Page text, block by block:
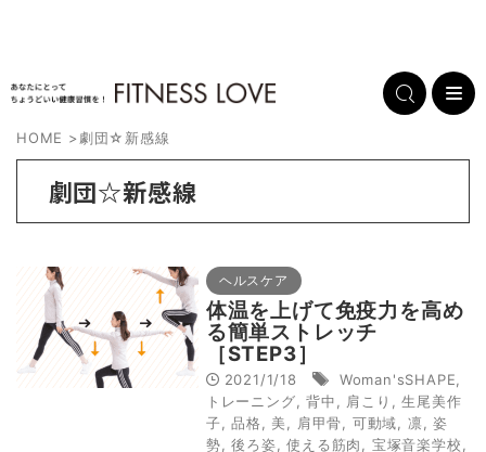
HOME >劇団☆新感線
劇団☆新感線
ヘルスケア
体温を上げて免疫力を高め
る簡単ストレッチ
［STEP3］
2021/1/18 Woman'sSHAPE
トレーニング ,背中 肩こり ,生尾美作
子 ,品格 美 肩甲骨 可動域 凛 ,姿
勢 ,後ろ姿 ,使える筋肉 宝塚音楽学校